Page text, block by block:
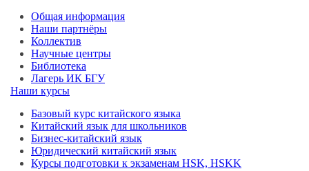
Общая информация
Наши партнёры
Коллектив
Научные центры
Библиотека
Лагерь ИК БГУ
Наши курсы
Базовый курс китайского языка
Китайский язык для школьников
Бизнес-китайский язык
Юридический китайский язык
Курсы подготовки к экзаменам HSK, HSKK